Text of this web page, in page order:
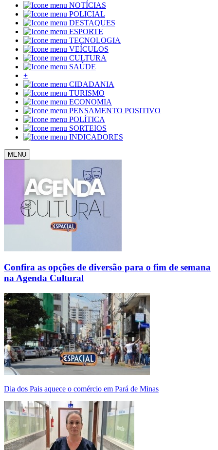
NOTÍCIAS
POLICIAL
DESTAQUES
ESPORTE
TECNOLOGIA
VEÍCULOS
CULTURA
SAÚDE
+
CIDADANIA
TURISMO
ECONOMIA
PENSAMENTO POSITIVO
POLÍTICA
SORTEIOS
INDICADORES
MENU
Confira as opções de diversão para o fim de semana
na Agenda Cultural
Dia dos Pais aquece o comércio em Pará de Minas